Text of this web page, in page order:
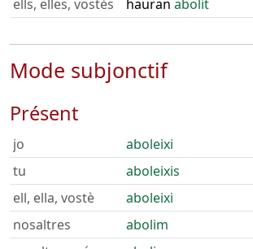
ells, elles, vostès hauran abolit
Mode subjonctif
Présent
jo
aboleixi
tu
aboleixis
ell, ella, vostè
aboleixi
nosaltres
abolim